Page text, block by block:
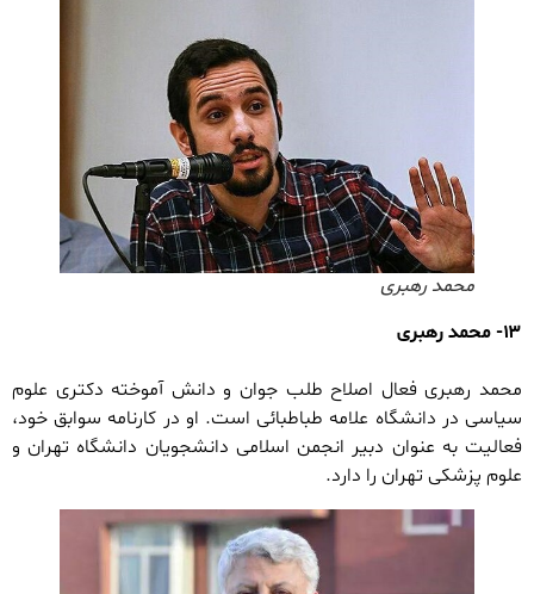
محمد رهبری
۱۳- محمد رهبری
محمد رهبری فعال اصلاح طلب جوان و دانش آموخته دکتری علوم
سیاسی در دانشگاه علامه طباطبائی است. او در کارنامه سوابق خود،
فعالیت به عنوان دبیر انجمن اسلامی دانشجویان دانشگاه تهران و
علوم پزشکی تهران را دارد.